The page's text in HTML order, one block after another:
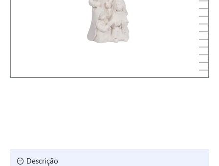
Descrição